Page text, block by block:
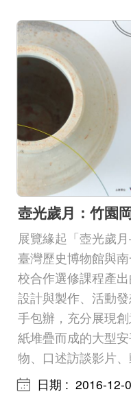
壺光歲月：竹園
展覽緣起「壺光歲
臺灣歷史博物館與
校合作選修課程產
設計與製作、活動
手包辦，充分展現
紙堆疊而成的大型
物、口述訪談影片
日期
2016-12-